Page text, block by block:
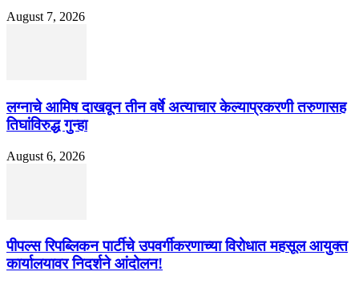
August 7, 2026
लग्नाचे आमिष दाखवून तीन वर्षे अत्याचार केल्याप्रकरणी तरुणासह
तिघांविरुद्ध गुन्हा
August 6, 2026
पीपल्स रिपब्लिकन पार्टीचे उपवर्गीकरणाच्या विरोधात महसूल आयुक्त
कार्यालयावर निदर्शने आंदोलन!